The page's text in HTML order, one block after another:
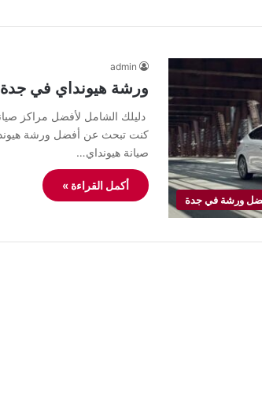
ورشة في جدة
admin
ورشة هيونداي في جدة
دليلك الشامل لأفضل مراكز
كنت تبحث عن أفضل ورشة
صيانة هيونداي…
أكمل القراءة »